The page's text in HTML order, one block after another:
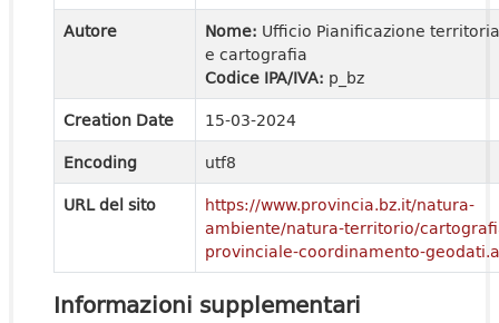
Autore Nome: Ufficio Pianificazione
e cartografia
Codice IPA/IVA: p_bz
Creation Date
15-03-2024
Encoding
utf8
URL del sito
https://www.provincia.bz.it/natura-
ambiente/natura-territorio/
provinciale-coordinamento-
Informazioni supplementari